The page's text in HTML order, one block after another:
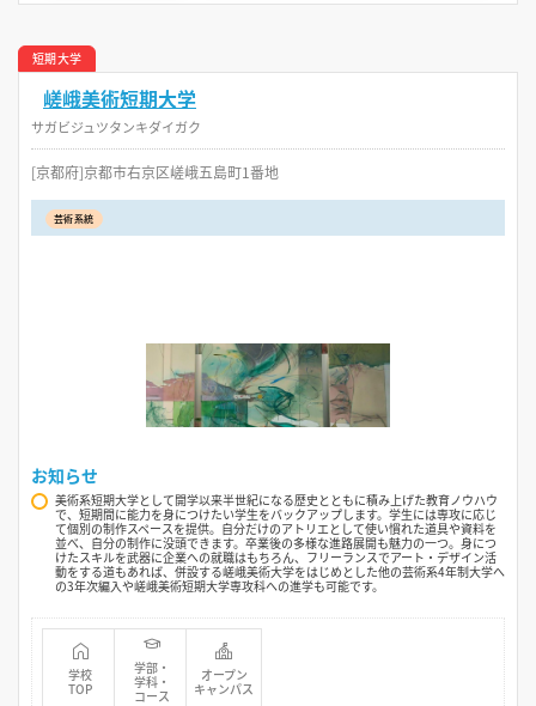
短期大学
嵯峨美術短期大学
サガビジュツタンキダイガク
[京都府]京都市右京区嵯峨五島町1番地
芸術系統
お知らせ
美術系短期大学として開学以来半世紀になる歴史とともに積み上げた教育ノウハウ
で、短期間に能力を身につけたい学生をバックアップします。学生には専攻に応じ
て個別の制作スペースを提供。自分だけのアトリエとして使い慣れた道具や資料を
並べ、自分の制作に没頭できます。卒業後の多様な進路展開も魅力の一つ。身につ
けたスキルを武器に企業への就職はもちろん、フリーランスでアート・デザイン活
動をする道もあれば、併設する嵯峨美術大学をはじめとした他の芸術系4年制大学へ
の3年次編入や嵯峨美術短期大学専攻科への進学も可能です。
学校
TOP
学部・
学科・
コース
オープン
キャンパス